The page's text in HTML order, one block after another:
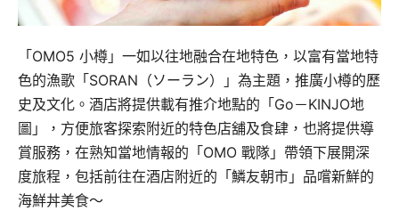
「OMO5 小樽」一如以往地融合在地特色，以富有當地特
色的漁歌「SORAN（ソーラン）」為主題，推廣小樽的歷
史及文化。酒店將提供載有推介地點的「Go－KINJO地
圖」，方便旅客探索附近的特色店舖及食肆，也將提供導
賞服務，在熟知當地情報的「OMO 戰隊」帶領下展開深
度旅程，包括前往在酒店附近的「鱗友朝市」品嚐新鮮的
海鮮丼美食～